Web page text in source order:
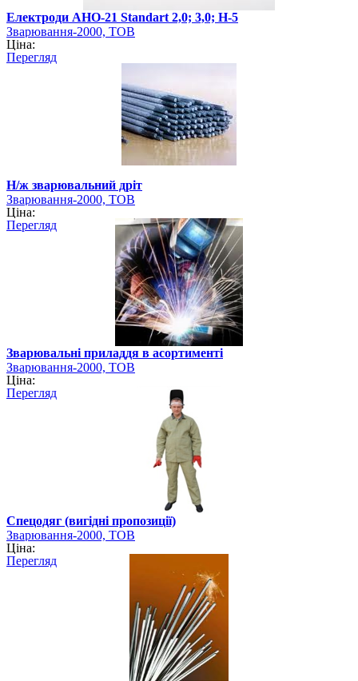
Електроди АНО-21 Standart 2,0; 3,0; Н-5
Зварювання-2000, ТОВ
Ціна:
Перегляд
Н/ж зварювальний дріт
Зварювання-2000, ТОВ
Ціна:
Перегляд
Зварювальні приладдя в асортименті
Зварювання-2000, ТОВ
Ціна:
Перегляд
Спецодяг (вигідні пропозиції)
Зварювання-2000, ТОВ
Ціна:
Перегляд